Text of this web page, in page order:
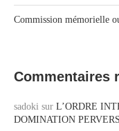
Commission mémorielle
Commentaires
sadoki sur L’ORDRE
DOMINATION